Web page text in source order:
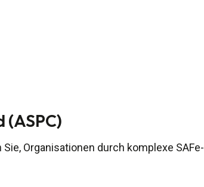
Organisationen durch komplexe SAFe-